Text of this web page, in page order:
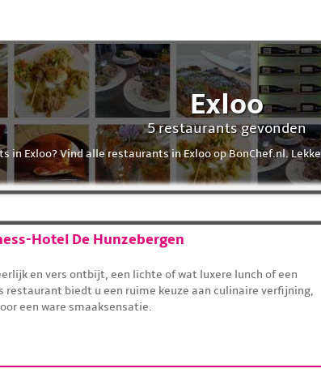
Exloo
5 restaurants gevonden
in Exloo? Vind alle restaurants in Exloo op BonChef.nl.
Hotel De Hunzebergen
en vers ontbijt, een lichte of wat luxere lunch of een
restaurant biedt u een ruime keuze aan culinaire verfijning,
een ware smaaksensatie.